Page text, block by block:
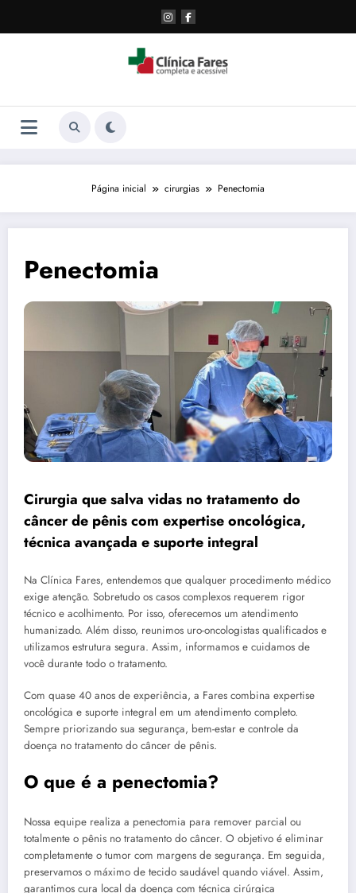
o
Página inicial cirurgias Penectomia
Penectomia
Cirurgia que salva vidas no tratamento do
câncer de pênis com expertise oncológica,
técnica avançada e suporte integral
Na Clínica Fares, entendemos que qualquer procedimento médico
exige atenção. Sobretudo os casos complexos requerem rigor
técnico e acolhimento. Por isso, oferecemos um atendimento
humanizado. Além disso, reunimos uro-oncologistas qualificados e
utilizamos estrutura segura. Assim, informamos e cuidamos de
você durante todo o tratamento.
Com quase 40 anos de experiência, a Fares combina expertise
oncológica e suporte integral em um atendimento completo.
Sempre priorizando sua segurança, bem-estar e controle da
doença no tratamento do câncer de pênis.
O que é a penectomia?
Nossa equipe realiza a penectomia para remover parcial ou
totalmente o pênis no tratamento do câncer. O objetivo é eliminar
completamente o tumor com margens de segurança. Em seguida,
preservamos o máximo de tecido saudável quando viável. Assim,
garantimos cura local da doença com técnica cirúrgica